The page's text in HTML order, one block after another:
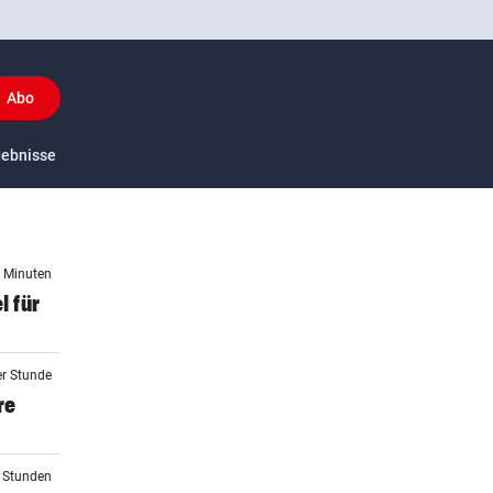
Abo
US-Sport
Minuten
für
Stunde